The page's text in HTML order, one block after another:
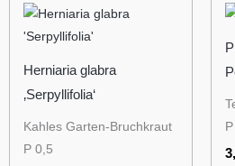
Herniaria glabra
‚Serpyllifolia‘
Kahles Garten-Bruchkraut
P 0,5